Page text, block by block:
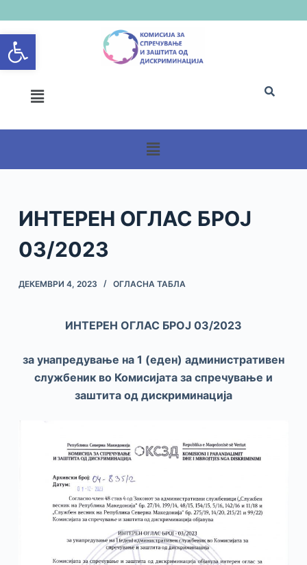
Open toolbark
i
p
nИНТЕРЕН ОГЛАС БРОЈ
03/2023
ДЕКЕМВРИ 4, 2023 ОГЛАСНА ТАБЛА
ИНТЕРЕН ОГЛАС БРОЈ 03/2023
за унапредување на 1 (еден) административен
службеник во Комисијата за спречување и
заштита од дискриминација